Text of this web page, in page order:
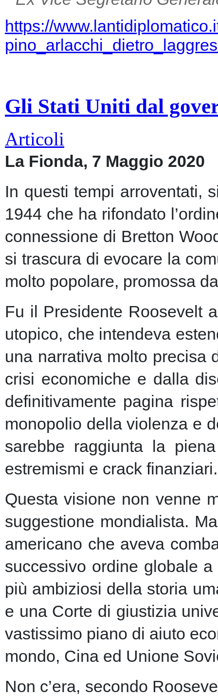
https://
Gli Stati Uniti dal
Articoli
La Fionda, 7 Maggio 2020
In questi tempi arroventati,
1944 che ha rifondato
connessione di Bretton
si trascura di evocare la
molto popolare, promossa
Fu il Presidente Roosevelt
utopico, che intendeva
una narrativa molto precisa
crisi economiche e dalla
definitivamente pagina
monopolio della violenza e
sarebbe raggiunta la
estremismi e crack finanziari.
Questa visione non venne
suggestione mondialista.
americano che aveva
successivo ordine globale
più ambiziosi della storia
e una Corte di giustizia
vastissimo piano di aiuto
mondo, Cina ed Unione
Non c’era, secondo